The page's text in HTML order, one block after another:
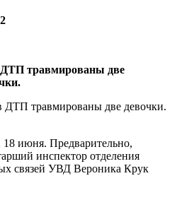
травмированы две
июня. Предварительно,
инспектор отделения
связей УВД Вероника Крук